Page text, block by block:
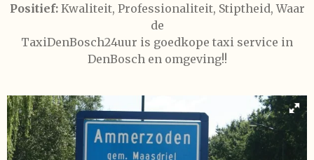
Positief: Kwaliteit, Professionaliteit, Stiptheid, Waar
de
TaxiDenBosch24uur is goedkope taxi service in
DenBosch en omgeving!!